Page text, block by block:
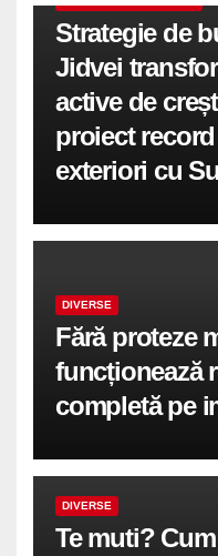
Strategie de
Jidvei
active de
proiect
exteriori cu
DIVERSE
Fără proteze
funcționează
completă pe
DIVERSE
Te muti?